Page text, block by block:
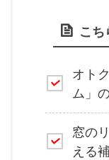
こち
オト
ム」
窓の
える